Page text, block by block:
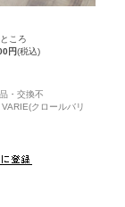
ころ
円(税込)
・交換不
クロールバリ